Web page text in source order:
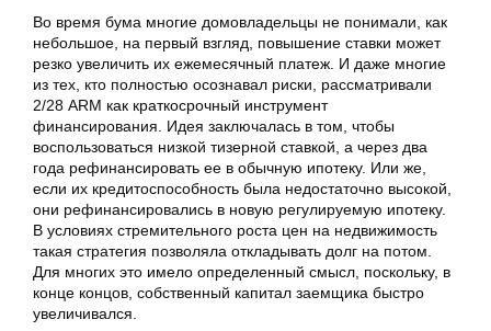
Во время бума многие домовладельцы не понимали, как
небольшое, на первый взгляд, повышение ставки может
резко увеличить их ежемесячный платеж. И даже многие
из тех, кто полностью осознавал риски, рассматривали
2/28 ARM как краткосрочный инструмент
финансирования. Идея заключалась в том, чтобы
воспользоваться низкой тизерной ставкой, а через два
года рефинансировать ее в обычную ипотеку. Или же,
если их кредитоспособность была недостаточно высокой,
они рефинансировались в новую регулируемую ипотеку.
В условиях стремительного роста цен на недвижимость
такая стратегия позволяла откладывать долг на потом.
Для многих это имело определенный смысл, поскольку, в
конце концов, собственный капитал заемщика быстро
увеличивался.